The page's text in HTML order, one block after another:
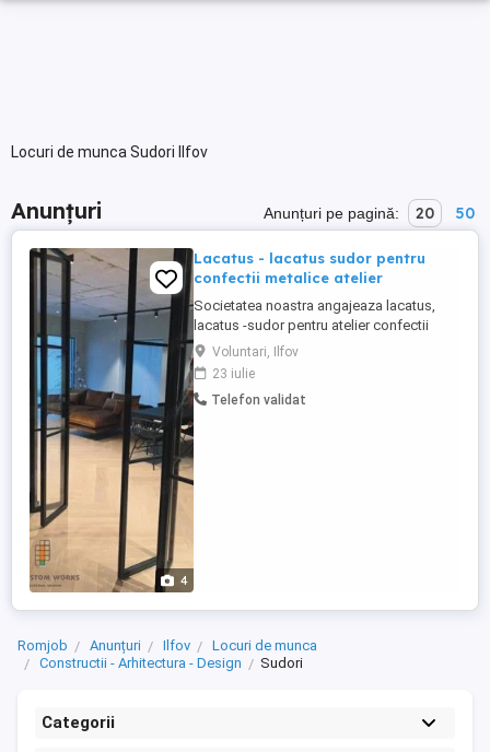
Locuri de munca Sudori Ilfov
Anunțuri Anunțuri pe pagină: 20 50
4
Lacatus - lacatus sudor pentru
confectii metalice atelier
Societatea noastra angajeaza lacatus,
lacatus -sudor pentru atelier confectii
metalice usoare, usi, mobilier metalic etc.
Atelierul este situat in Voluntari - Ilfov B-dul
Eroilor 4, in incinta Sut Carpati Vechime in
domenie este necesara Pozele sunt
Voluntari, Ilfov
23 iulie
Telefon validat
Romjob Anunțuri Ilfov
Locuri de munca
Constructii - Arhitectura - Design
Sudori
Categorii